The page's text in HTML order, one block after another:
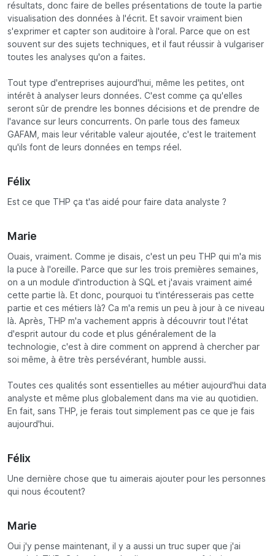
résultats, donc faire de belles présentations de toute la partie
visualisation des données à l'écrit. Et savoir vraiment bien
s'exprimer et capter son auditoire à l'oral. Parce que on est
souvent sur des sujets techniques, et il faut réussir à vulgariser
toutes les analyses qu'on a faites.
Tout type d'entreprises aujourd'hui, même les petites, ont
intérêt à analyser leurs données. C'est comme ça qu'elles
seront sûr de prendre les bonnes décisions et de prendre de
l'avance sur leurs concurrents. On parle tous des fameux
GAFAM, mais leur véritable valeur ajoutée, c'est le traitement
qu'ils font de leurs données en temps réel.
Félix
Est ce que THP ça t'as aidé pour faire data analyste ?
Marie
Ouais, vraiment. Comme je disais, c'est un peu THP qui m'a mis
la puce à l'oreille. Parce que sur les trois premières semaines,
on a un module d'introduction à SQL et j'avais vraiment aimé
cette partie là. Et donc, pourquoi tu t'intéresserais pas cette
partie et ces métiers là? Ca m'a remis un peu à jour à ce niveau
là. Après, THP m'a vachement appris à découvrir tout l'état
d'esprit autour du code et plus généralement de la
technologie, c'est à dire comment on apprend à chercher par
soi même, à être très persévérant, humble aussi.
Toutes ces qualités sont essentielles au métier aujourd'hui data
analyste et même plus globalement dans ma vie au quotidien.
En fait, sans THP, je ferais tout simplement pas ce que je fais
aujourd'hui.
Félix
Une dernière chose que tu aimerais ajouter pour les personnes
qui nous écoutent?
Marie
Oui j'y pense maintenant, il y a aussi un truc super que j'ai